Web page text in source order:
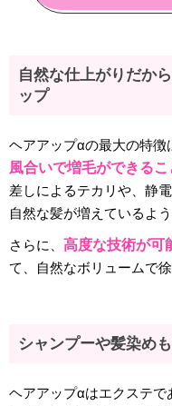
自然な仕上がりだか
ップ
ヘアアップαの最大の特徴
風合いで増毛ができるこ
差しによるテカリや、静
自然な髪が増えているよ
さらに、 高度な技術が可
て、自然なボリュームで
シャンプーや髪染め
ヘアアップαはエクステで